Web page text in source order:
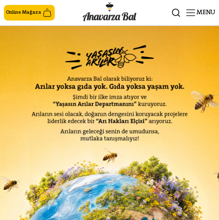
Online Mağaza MENU